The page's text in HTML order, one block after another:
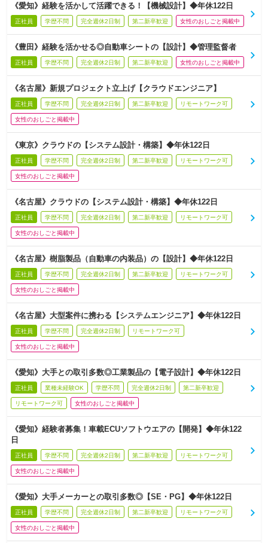
《愛知》経験を活かして活躍できる！【機械設計】◆年休122日
正社員 学歴不問 完全週休2日制 第二新卒歓迎 女性のおしごと掲載中
《豊田》経験を活かせる◎自動車シートの【設計】◆管理監督者
正社員 学歴不問 完全週休2日制 第二新卒歓迎 女性のおしごと掲載中
《名古屋》新規プロジェクト立上げ【クラウドエンジニア】
正社員 学歴不問 完全週休2日制 第二新卒歓迎 リモートワーク可
女性のおしごと掲載中
《東京》クラウドの【システム設計・構築】◆年休122日
正社員 学歴不問 完全週休2日制 第二新卒歓迎 リモートワーク可
女性のおしごと掲載中
《名古屋》クラウドの【システム設計・構築】◆年休122日
正社員 学歴不問 完全週休2日制 第二新卒歓迎 リモートワーク可
女性のおしごと掲載中
《名古屋》樹脂製品（自動車の内装品）の【設計】◆年休122日
正社員 学歴不問 完全週休2日制 第二新卒歓迎 リモートワーク可
女性のおしごと掲載中
《名古屋》大型案件に携わる【システムエンジニア】◆年休122日
正社員 学歴不問 完全週休2日制 リモートワーク可
女性のおしごと掲載中
《愛知》大手との取引多数◎工業製品の【電子設計】◆年休122日
正社員 業種未経験OK 学歴不問 完全週休2日制 第二新卒歓迎
リモートワーク可 女性のおしごと掲載中
《愛知》経験者募集！車載ECUソフトウエアの【開発】◆年休122
日
正社員 学歴不問 完全週休2日制 第二新卒歓迎 リモートワーク可
女性のおしごと掲載中
《愛知》大手メーカーとの取引多数◎【SE・PG】◆年休122日
正社員 学歴不問 完全週休2日制 第二新卒歓迎 リモートワーク可
女性のおしごと掲載中